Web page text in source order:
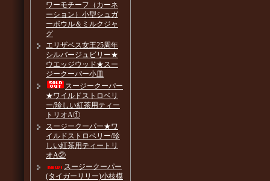
ワーモチーフ（カーネ
ーション）小型シュガ
ーボウル＆ミルクジャ
グ
エリザベス女王25周年
シルバージュビリー★
ウエッジウッド★スー
ジークーパー小皿
スージークーパー
★ワイルドストロベリ
ー/珍しい紅茶用ティー
トリオA①
スージークーパー★ワ
イルドストロベリー/珍
しい紅茶用ティートリ
オA②
スージークーパー
(タイガーリリー)小枝模